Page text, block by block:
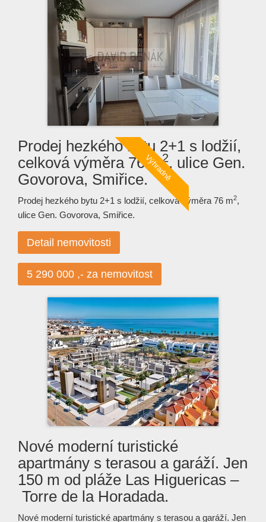
Prodej hezkého bytu 2+1 s lodžií,
celková výměra 76 m2, ulice Gen.
Govorova, Smiřice.
Prodej hezkého bytu 2+1 s lodžií, celková výměra 76 m2,
ulice Gen. Govorova, Smiřice.
Detail nemovitosti
5 290 000 ,- za nemovitost
Nové moderní turistické
apartmány s terasou a garáží. Jen
150 m od pláže Las Higuericas –
Torre de la Horadada.
Nové moderní turistické apartmány s terasou a garáží. Jen